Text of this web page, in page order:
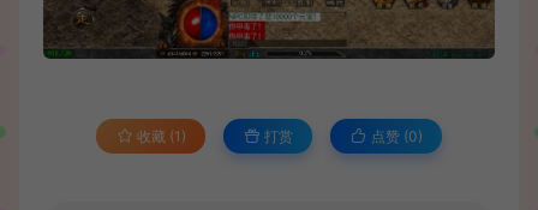
收藏 (1) 打赏 点赞 (0)